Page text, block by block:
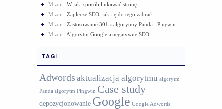
Mizor - W jaki sposób linkować stronę
Mizor - Zaplecze SEO, jak się do tego zabrać
Mizor - Zastosowanie 301 a algorytmy Panda i Pingwin
Mizor - Algorytm Google a negatywne SEO
TAGI
Adwords aktualizacja algorytmu algorytm
Panda algorytm Pingwin Case study
depozycjonowanie Google Google Adwords